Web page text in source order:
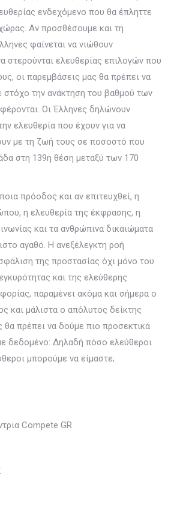
ενδεχόμενο που θα έπληττε
Αν προσθέσουμε και τη
φαίνεται να νιώθουν
στερούνται ελευθερίας επιλογών που
οι παρεμβάσεις μας θα πρέπει να
στόχο την ανάκτηση του βαθμού των
Οι Έλληνες δηλώνουν
ελευθερία που έχουν για να
με τη ζωή τους σε ποσοστό που
στη 139η θέση μεταξύ των 170
πρόοδος και αν επιτευχθεί, η
η ελευθερία της έκφρασης, η
και τα ανθρώπινα δικαιώματα
αγαθό. Η ανεξέλεγκτη ροή
της προστασίας όχι μόνο του
και της ελεύθερης
παραμένει ακόμα και σήμερα ο
και μάλιστα ο απόλυτος δείκτης
πρέπει να δούμε πιο προσεκτικά
δεδομένο: Δηλαδή πόσο ελεύθεροι
μπορούμε να είμαστε;
Compete GR